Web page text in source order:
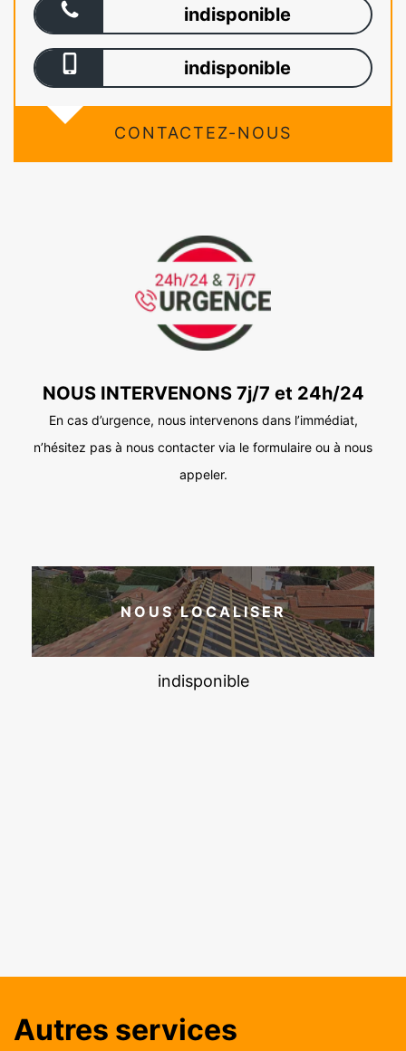
indisponible
indisponible
CONTACTEZ-NOUS
NOUS INTERVENONS 7j/7 et 24h/24
En cas d’urgence, nous intervenons dans l’immédiat,
n’hésitez pas à nous contacter via le formulaire ou à nous
appeler.
NOUS LOCALISER
indisponible
Autres services